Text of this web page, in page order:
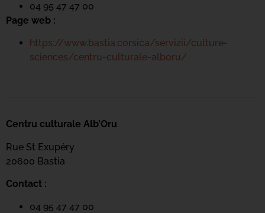
04 95 47 47 00
Page web :
https://www.bastia.corsica/servizii/culture-
sciences/centru-culturale-alboru/
Centru culturale Alb’Oru
Rue St Exupéry
20600 Bastia
Contact :
04 95 47 47 00